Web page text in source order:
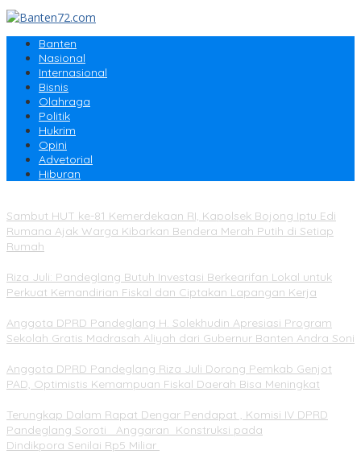
Banten
Nasional
Internasional
Bisnis
Olahraga
Politik
Hukrim
Opini
Advetorial
Hiburan
Sambut HUT ke-81 Kemerdekaan RI, Kapolsek Bojong Iptu Edi
Rumana Ajak Warga Kibarkan Bendera Merah Putih di Setiap
Rumah
Riza Juli: Pandeglang Butuh Investasi Berkearifan Lokal untuk
Perkuat Kemandirian Fiskal dan Ciptakan Lapangan Kerja
Anggota DPRD Pandeglang H. Solekhudin Apresiasi Program
Sekolah Gratis Madrasah Aliyah dari Gubernur Banten Andra Soni
Anggota DPRD Pandeglang Riza Juli Dorong Pemkab Genjot
PAD, Optimistis Kemampuan Fiskal Daerah Bisa Meningkat
Terungkap Dalam Rapat Dengar Pendapat , Komisi IV DPRD
Pandeglang Soroti Anggaran Konstruksi pada
Dindikpora Senilai Rp5 Miliar